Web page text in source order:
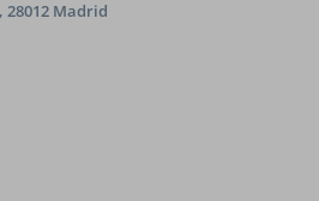
28012 Madrid